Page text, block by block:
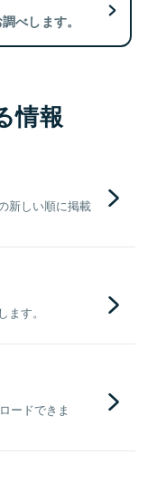
べします。
情報
新しい順に掲載
す。
ードできま